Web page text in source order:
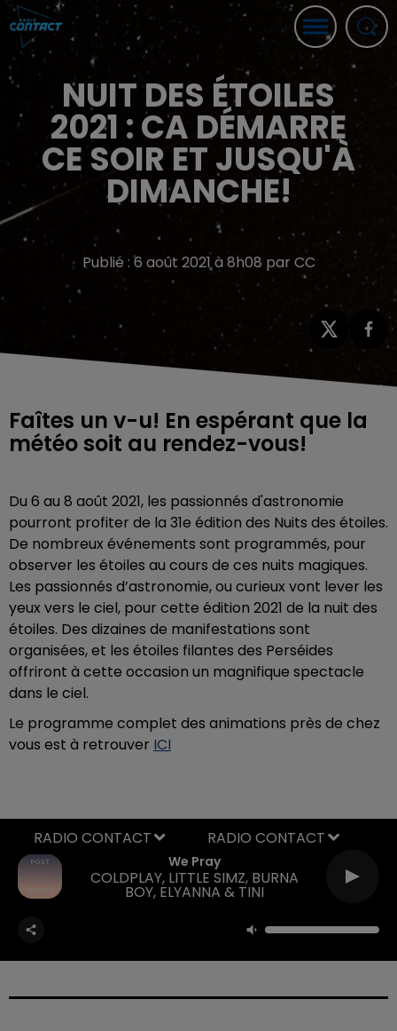
NUIT DES ÉTOILES
2021 : CA DÉMARRE
CE SOIR ET JUSQU'À
DIMANCHE!
Publié : 6 août 2021 à 8h08 par CC
Faîtes un v-u! En espérant que la
météo soit au rendez-vous!
Du 6 au 8 août 2021, les passionnés d'astronomie
pourront profiter de la 31e édition des Nuits des étoiles.
De nombreux événements sont programmés, pour
observer les étoiles au cours de ces nuits magiques.
Les passionnés d’astronomie, ou curieux vont lever les
yeux vers le ciel, pour cette édition 2021 de la nuit des
étoiles. Des dizaines de manifestations sont
organisées, et les étoiles filantes des Perséides
offriront à cette occasion un magnifique spectacle
dans le ciel.
Le programme complet des animations près de chez
vous est à retrouver ICI
We Pray
COLDPLAY, LITTLE SIMZ, BURNA
BOY, ELYANNA & TINI
RADIO CONTACT